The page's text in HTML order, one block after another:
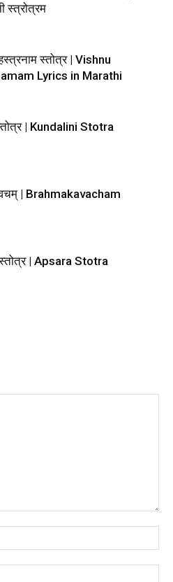
स्त्रोत्रम
स्तोत्र | Vishnu
Lyrics in Marathi
| Kundalini Stotra
| Brahmakavacham
स्तोत्र | Apsara Stotra